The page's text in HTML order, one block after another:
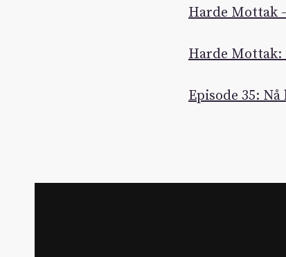
Harde Mottak
Harde Mottak:
Episode 35: